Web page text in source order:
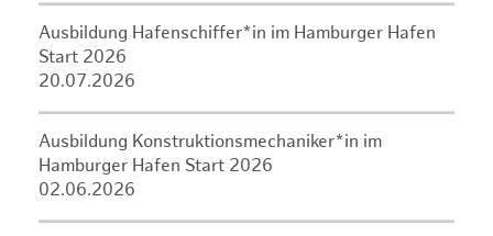
Ausbildung Hafenschiffer*in im Hamburger Hafen
Start 2026
20.07.2026
Ausbildung Konstruktionsmechaniker*in im
Hamburger Hafen Start 2026
02.06.2026